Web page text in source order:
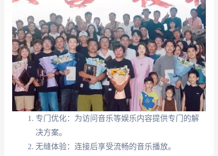
专门优化：为访问音乐等娱乐内容提供专门的解
决方案。
无缝体验：连接后享受流畅的音乐播放。